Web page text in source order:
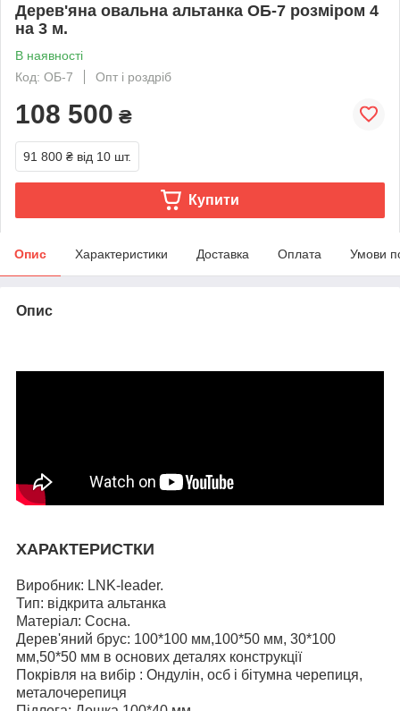
Дерев'яна овальна альтанка ОБ-7 розміром 4
на 3 м.
В наявності
Код: ОБ-7
Опт і роздріб
108 500 ₴
91 800 ₴ від 10 шт.
Купити
Опис Характеристики Доставка Оплата Умови
Опис
ХАРАКТЕРИСТКИ
Виробник: LNK-leader.
Тип: відкрита альтанка
Матеріал: Сосна.
Дерев'яний брус: 100*100 мм,100*50 мм, 30*100
мм,50*50 мм в основих деталях конструкції
Покрівля на вибір : Ондулін, осб і бітумна черепиця,
металочерепиця